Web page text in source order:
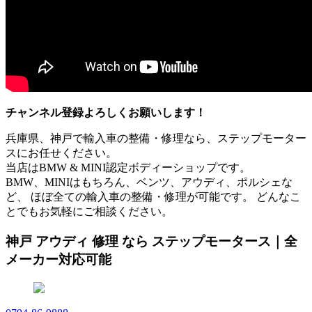
チャンネル登録よろしくお願いします！
兵庫県、神戸で輸入車の整備・修理なら、ステップモーター
スにお任せください。
当店はBMW & MINI認定ボディーショップです。
BMW、MINIはもちろん、ベンツ、アウディ、ポルシェな
ど、 ほぼ全ての輸入車の整備・修理が可能です。 どんなこ
とでもお気軽にご相談ください。
神戸 アウディ 修理 なら ステップモータース｜全
メーカー対応可能